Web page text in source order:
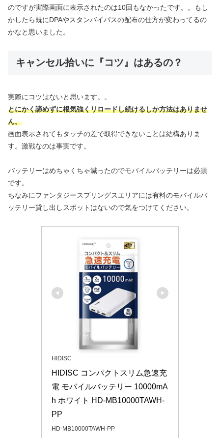
のですが実際画面に表示されたのは10回もなかったです。。もし
かしたら既にDPAやスタンバイパスの配布の仕方が変わってるの
かなと思いました。
キャンセル拾いに『コツ』はあるの？
実際にコツはないと思います。。
とにかく諦めずに根気強くリロードし続けるしか方法はありませ
ん。
画面表示されてもタッチの差で取得できないことは結構ありま
す。激戦なのは事実です。
バッテリーはめちゃくちゃ減ったのでモバイルバッテリーは必須
です。
ちなみにファンタジースプリングスエリアには有料のモバイルバ
ッテリー貸し出しスポットはないので気をつけてください。
HIDISC
HIDISC コンパクトスリム急速充
電 モバイルバッテリー 10000mA
h ホワイト HD-MB10000TAWH-
PP
HD-MB10000TAWH-PP